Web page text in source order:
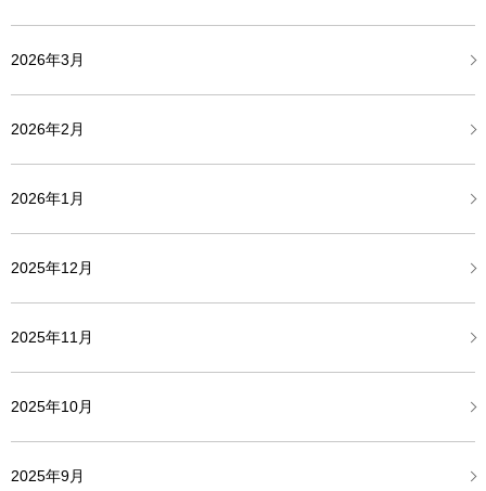
2026年3月
2026年2月
2026年1月
2025年12月
2025年11月
2025年10月
2025年9月